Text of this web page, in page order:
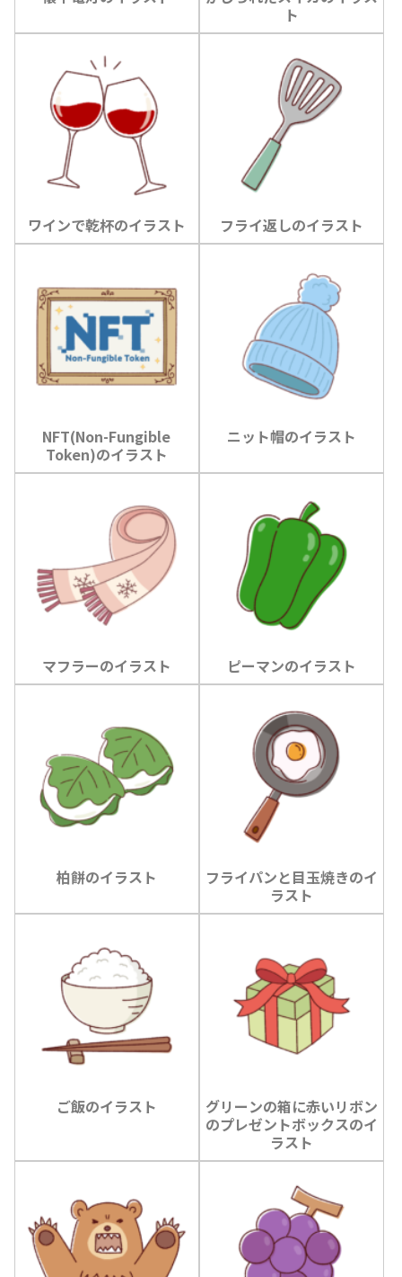
ト
ワインで乾杯のイラスト フライ返しのイラスト
NFT(Non-Fungible
Token)のイラスト
ニット帽のイラスト
マフラーのイラスト ピーマンのイラスト
柏餅のイラスト
フライパンと目玉焼きのイ
ラスト
ご飯のイラスト
グリーンの箱に赤いリボン
のプレゼントボックスのイ
ラスト